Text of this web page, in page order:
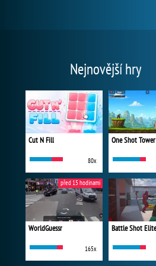
Nejnovější hry
Cut N Fill
80x
WorldGuessr
165x
před 15 hodinami
Battle Shot Elite